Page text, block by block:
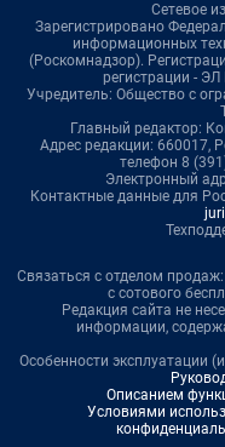
Сетевое
Зарегистрировано
информационных
(Роскомнадзор).
регистрации -
Учредитель: Общество с
Главный редактор:
Адрес редакции: 660017,
телефон 8
Электронный
Контактные данные для
Связаться с отделом
с сотового
Редакция сайта не
информации,
Особенности эксплуатации
Описанием
Условиями